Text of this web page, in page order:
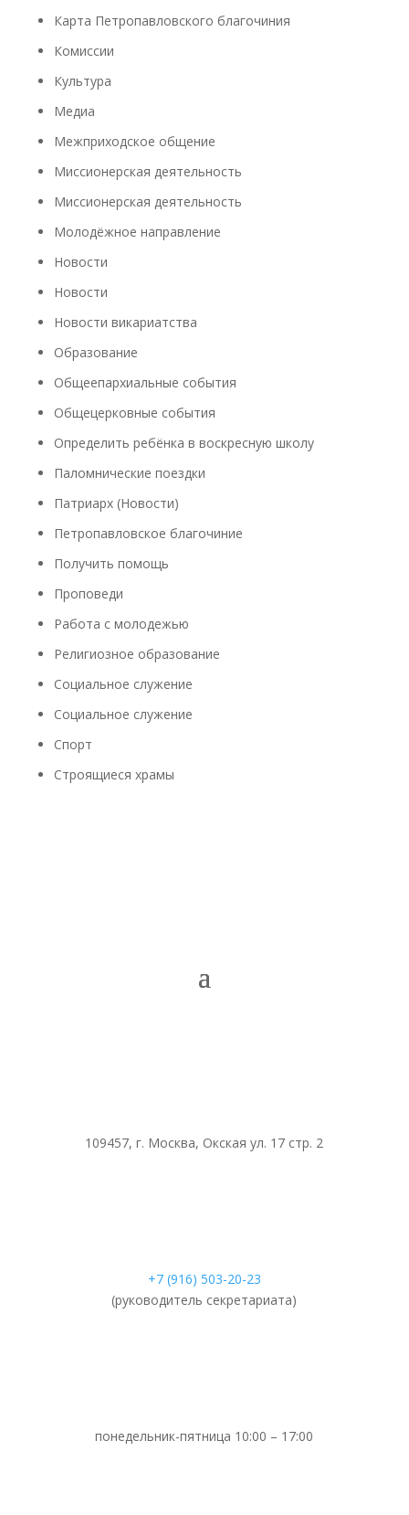
Карта Петропавловского благочиния
Комиссии
Культура
Медиа
Межприходское общение
Миссионерская деятельность
Миссионерская деятельность
Молодёжное направление
Новости
Новости
Новости викариатства
Образование
Общеепархиальные события
Общецерковные события
Определить ребёнка в воскресную школу
Паломнические поездки
Патриарх (Новости)
Петропавловское благочиние
Получить помощь
Проповеди
Работа с молодежью
Религиозное образование
Социальное служение
Социальное служение
Спорт
Строящиеся храмы
109457, г. Москва, Окская ул. 17 стр. 2
+7 (916) 503-20-23
(руководитель секретариата)
понедельник-пятница 10:00 – 17:00